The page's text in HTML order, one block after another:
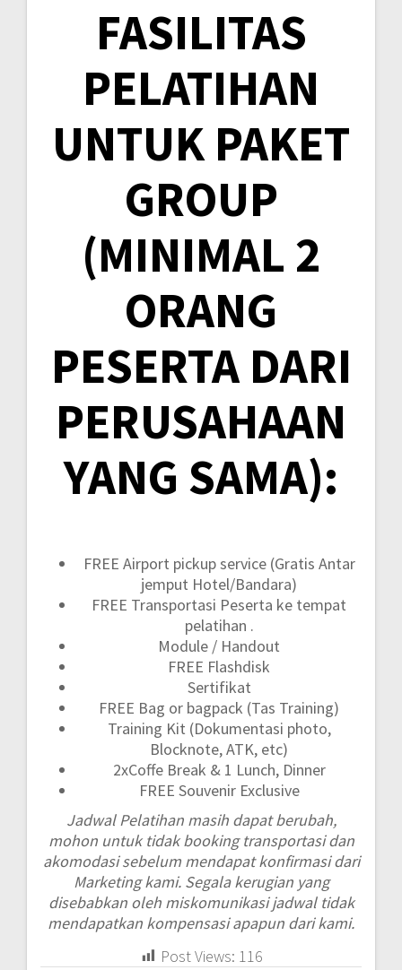
FASILITAS
PELATIHAN
UNTUK PAKET
GROUP
(MINIMAL 2
ORANG
PESERTA DARI
PERUSAHAAN
YANG SAMA):
FREE Airport pickup service (Gratis Antar
jemput Hotel/Bandara)
FREE Transportasi Peserta ke tempat
pelatihan .
Module / Handout
FREE Flashdisk
Sertifikat
FREE Bag or bagpack (Tas Training)
Training Kit (Dokumentasi photo,
Blocknote, ATK, etc)
2xCoffe Break & 1 Lunch, Dinner
FREE Souvenir Exclusive
Jadwal Pelatihan masih dapat berubah,
mohon untuk tidak booking transportasi dan
akomodasi sebelum mendapat konfirmasi dari
Marketing kami. Segala kerugian yang
disebabkan oleh miskomunikasi jadwal tidak
mendapatkan kompensasi apapun dari kami.
Post Views: 116